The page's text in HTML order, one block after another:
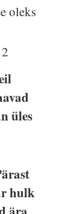
oleks
üles
hulk